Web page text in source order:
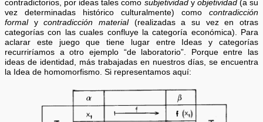
contradictorios, por ideas tales como subjetividady objetividad(a su
vez determinadas histórico culturalmente) como contradicción
formalycontradicción material(realizadas a su vez en otras
categorías con las cuales confluye la categoría económica). Para
aclarar este juego que tiene lugar entre Ideas y categorías
recurriríamos a otro ejemplo “de laboratorio”. Porque entre las
ideas de identidad, más trabajadas en nuestros días, se encuentra
la Idea de homomorfismo. Si representamos aquí: